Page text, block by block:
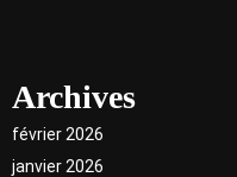
Archives
février 2026
janvier 2026